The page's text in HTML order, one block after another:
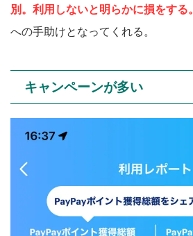
別。利用しないと明らかに損をする。
への手助けとなってくれる。
キャンペーンが多い